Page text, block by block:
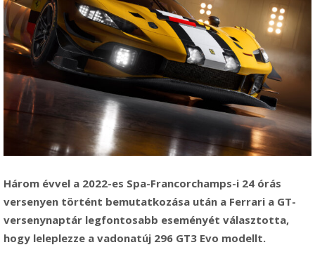
Három évvel a 2022-es Spa-Francorchamps-i 24 órás
versenyen történt bemutatkozása után a Ferrari a GT-
versenynaptár legfontosabb eseményét választotta,
hogy leleplezze a vadonatúj 296 GT3 Evo modellt.